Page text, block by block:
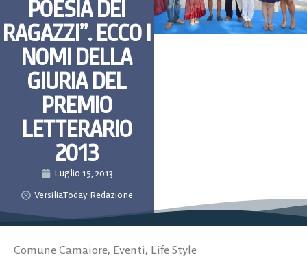
POESIA DEI
RAGAZZI”. ECCO I
NOMI DELLA
GIURIA DEL
PREMIO
LETTERARIO
2013
Luglio 15, 2013
VersiliaToday Redazione
Comune Camaiore, Eventi, Life Style